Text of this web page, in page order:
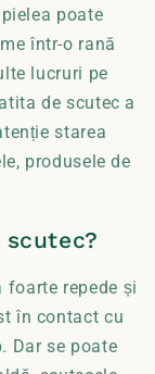
poate
într-o rană
lucruri pe
de scutec a
starea
produsele de
foarte repede și
în contact cu
Dar se poate